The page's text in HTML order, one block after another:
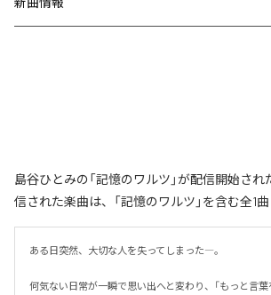
島谷ひとみの「記憶のワルツ」が配信開始さ
信された楽曲は、「記憶のワルツ」を含む全1曲
ある日突然、大切な人を失ってしまった―。
何気ない日常が一瞬で思い出へと変わり、「もっと言葉